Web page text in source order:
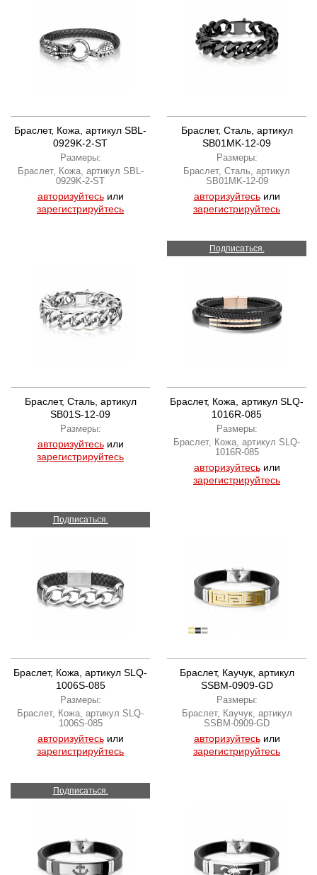
Браслет, Кожа, артикул SBL-
0929K-2-ST
Размеры:
Браслет, Кожа, артикул SBL-
0929K-2-ST
авторизуйтесьили
зарегистрируйтесь
Браслет, Сталь, артикул
SB01MK-12-09
Размеры:
Браслет, Сталь, артикул
SB01MK-12-09
авторизуйтесьили
зарегистрируйтесь
Браслет, Сталь, артикул
SB01S-12-09
Размеры:
авторизуйтесьили
зарегистрируйтесь
Подписаться.
Браслет, Кожа, артикул SLQ-
1016R-085
Размеры:
Браслет, Кожа, артикул SLQ-
1016R-085
авторизуйтесьили
зарегистрируйтесь
Подписаться.
Браслет, Кожа, артикул SLQ-
1006S-085
Размеры:
Браслет, Кожа, артикул SLQ-
1006S-085
авторизуйтесьили
зарегистрируйтесь
Браслет, Каучук, артикул
SSBM-0909-GD
Размеры:
Браслет, Каучук, артикул
SSBM-0909-GD
авторизуйтесьили
зарегистрируйтесь
Подписаться.